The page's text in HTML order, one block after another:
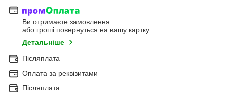
Ви отримаєте замовлення
або гроші повернуться на вашу картку
Детальніше
Післяплата
Оплата за реквізитами
Післяплата